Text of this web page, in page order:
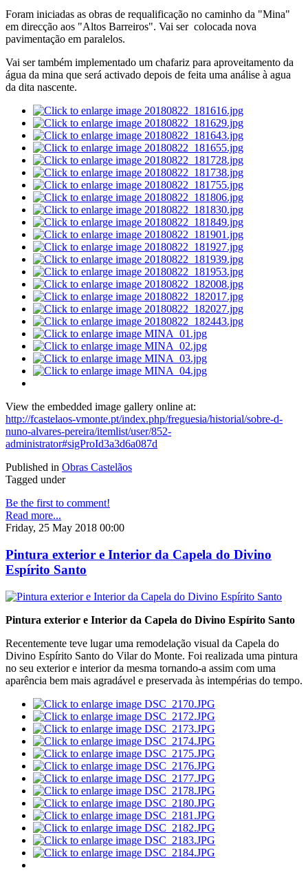
Foram iniciadas as obras de requalificação no caminho da "Mina"
em direcção aos "Altos Barreiros". Vai ser colocada nova
pavimentação em paralelos.
Vai ser também implementado um chafariz para aproveitamento da
água da mina que será activado depois de feita uma análise à agua
da dita nascente.
View the embedded image gallery online at:
http://fcastelaos-vmonte.pt/index.php/freguesia/historial/sobre-d-
nuno-alvares-pereira/itemlist/user/852-
administrator#sigProId3a3d6a087d
Published in Obras Castelãos
Tagged under
Be the first to comment!
Read more...
Friday, 25 May 2018 00:00
Pintura exterior e Interior da Capela do Divino
Espírito Santo
Pintura exterior e Interior da Capela do Divino Espírito Santo
Recentemente teve lugar uma remodelação visual da Capela do
Divino Espírito Santo do Vilar do Monte. Foi realizada uma pintura
no seu exterior e interior da mesma tornando-a assim com uma
aparência bem mais agradável e preservada às intempérias do tempo.